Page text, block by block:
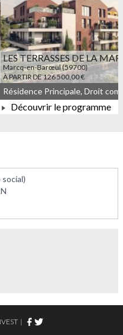
LES TERRASSES DE LA
Marcq-en-Barœul (59700)
À PARTIR DE 126 500,00 €
Découvrir le programme
|